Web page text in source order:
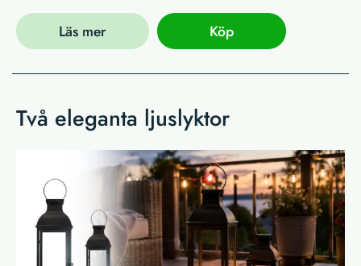
Läs mer Köp
Två eleganta ljuslyktor